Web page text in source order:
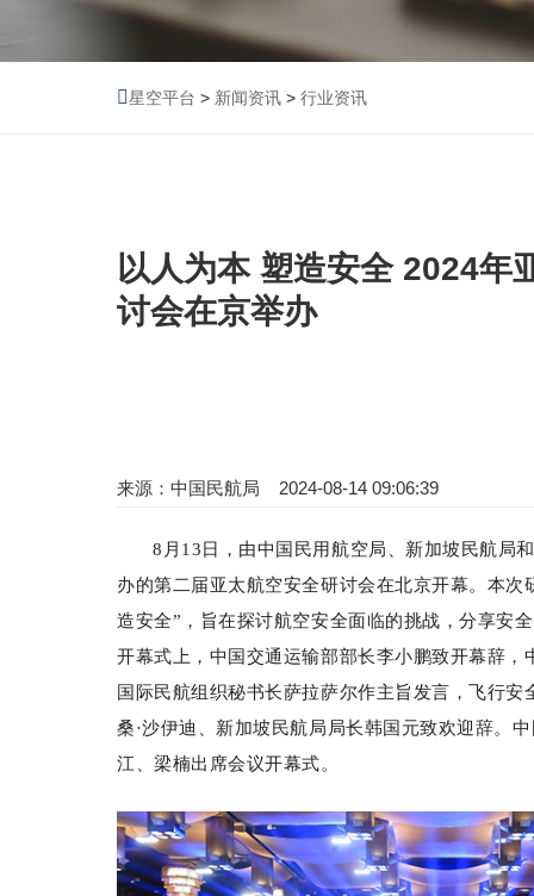
星空平台 > 新闻资讯 > 行业资讯
以人为本 塑造安全 2024年
讨会在京举办
来源：中国民航局 2024-08-14 09:06:39
8月13日，由中国民用航空局、新加坡民航局
办的第二届亚太航空安全研讨会在北京开幕。本次
造安全”，旨在探讨航空安全面临的挑战，分享安
开幕式上，中国交通运输部部长李小鹏致开幕辞，
国际民航组织秘书长萨拉萨尔作主旨发言，飞行
桑·沙伊迪、新加坡民航局局长韩国元致欢迎辞。
江、梁楠出席会议开幕式。